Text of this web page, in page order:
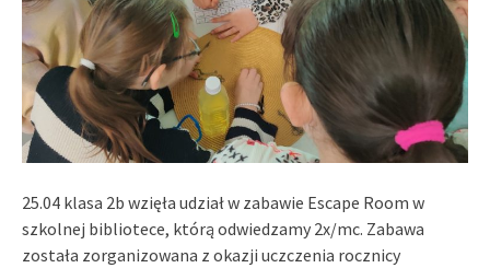
25.04 klasa 2b wzięła udział w zabawie Escape Room w
szkolnej bibliotece, którą odwiedzamy 2x/mc. Zabawa
została zorganizowana z okazji uczczenia rocznicy